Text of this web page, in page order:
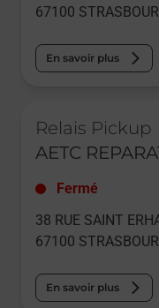
67100
En savoir plus
Relais Pickup
AETC
Fermé
38 RUE SAINT
67100
En savoir plus